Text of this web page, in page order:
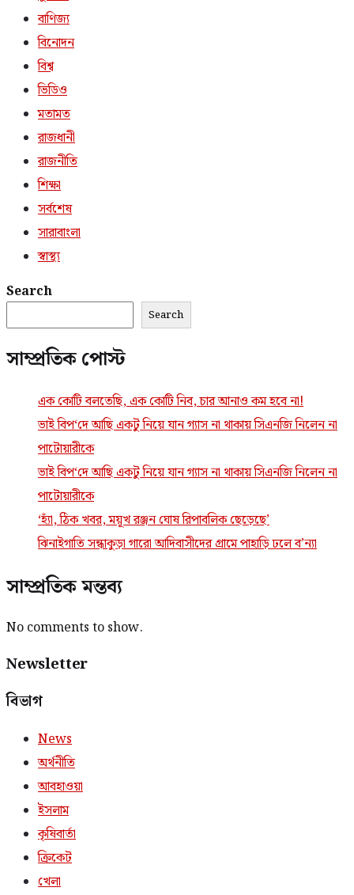
বাণিজ্য
বিনোদন
বিশ্ব
ভিডিও
মতামত
রাজধানী
রাজনীতি
শিক্ষা
সর্বশেষ
সারাবাংলা
স্বাস্থ্য
Search
Search
সাম্প্রতিক পোস্ট
এক কোটি বলতেছি, এক কোটি নিব, চার আনাও কম হবে না!
ভাই বিপ‘দে আছি একটু নিয়ে যান গ্যাস না থাকায় সিএনজি নিলেন না
পাটোয়ারীকে
ভাই বিপ‘দে আছি একটু নিয়ে যান গ্যাস না থাকায় সিএনজি নিলেন না
পাটোয়ারীকে
‘হ্যাঁ, ঠিক খবর, ময়ূখ রঞ্জন ঘোষ রিপাবলিক ছেড়েছে’
ঝিনাইগাতি সন্ধাকুড়া গারো আদিবাসীদের গ্রামে পাহাড়ি ঢলে ব’ন্যা
সাম্প্রতিক মন্তব্য
No comments to show.
Newsletter
বিভাগ
News
অর্থনীতি
আবহাওয়া
ইসলাম
কৃষিবার্তা
ক্রিকেট
খেলা